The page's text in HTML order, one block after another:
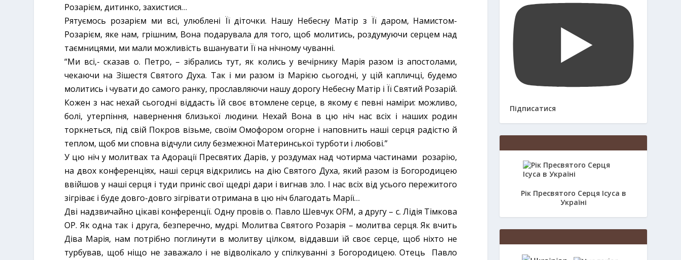
Розарієм, дитинко, захистися…
Рятуємось розарієм ми всі, улюблені Її діточки. Нашу Небесну Матір з Її даром, Намистом-
Розарієм, яке нам, грішним, Вона подарувала для того, щоб молитись, роздумуючи серцем над
таємницями, ми мали можливість вшанувати Її на нічному чуванні.
“Ми всі,- сказав о. Петро, – зібрались тут, як колись у вечірнику Марія разом із апостолами,
чекаючи на Зішестя Святого Духа. Так і ми разом із Марією сьогодні, у цій капличці, будемо
молитись і чувати до самого ранку, прославляючи нашу дорогу Небесну Матір і Її Святий Розарій.
Кожен з нас нехай сьогодні віддасть Їй своє втомлене серце, в якому є певні наміри: можливо,
болі, утерпіння, навернення близької людини. Нехай Вона в цю ніч нас всіх і наших родин
торкнеться, під свій Покров візьме, своїм Омофором огорне і наповнить наші серця радістю й
теплом, щоб ми сповна відчули силу безмежної Материнської турботи і любові.”
У цю ніч у молитвах та Адорації Пресвятих Дарів, у роздумах над чотирма частинами розарію,
на двох конференціях, наші серця відкрились на дію Святого Духа, який разом із Богородицею
ввійшов у наші серця і туди приніс свої щедрі дари і вигнав зло. І нас всіх від усього пережитого
зігріває і буде довго-довго зігрівати отримана в цю ніч благодать Марії…
Дві надзвичайно цікаві конференції. Одну провів о. Павло Шевчук OFM, а другу – с. Лідія Тімкова
ОР. Як одна так і друга, безперечно, мудрі. Молитва Святого Розарія – молитва серця. Як вчить
Діва Марія, нам потрібно поглинути в молитву цілком, віддавши їй своє серце, щоб ніхто не
турбував, щоб ніщо не заважало і не відволікало у спілкуванні з Богородицею. Отець Павло
Підписатися
Рік Пресвятого Серця Ісуса в
Україні